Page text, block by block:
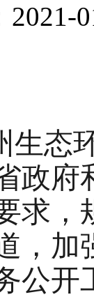
生态
政府
求，
，加
公开